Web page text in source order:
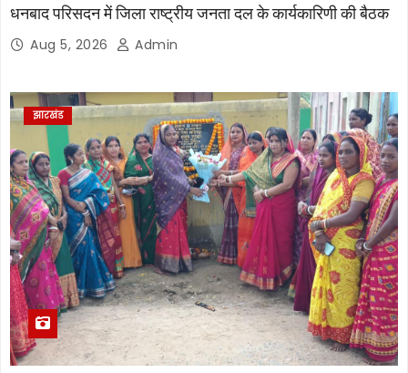
धनबाद परिसदन में जिला राष्ट्रीय जनता दल के कार्यकारिणी की बैठक
Aug 5, 2026 Admin
झारखंड